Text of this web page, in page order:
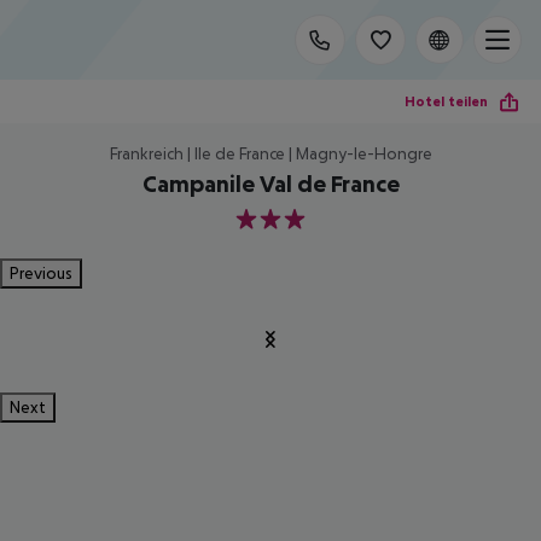
Hotel teilen
Frankreich | Ile de France | Magny-le-Hongre
Campanile Val de France
3
Previous
Next